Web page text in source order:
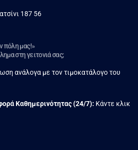
187 56
πόλη μας!»
στη γειτονιά σας;
ανάλογα με τον τιμοκατάλογο του
Kαθημερινότητας (24/7): Κάντε κλικ